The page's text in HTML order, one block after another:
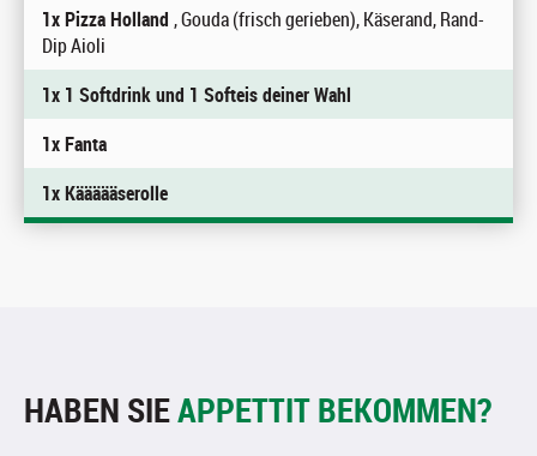
1x Pizza Holland , Gouda (frisch gerieben), Käserand, Rand-
Dip Aioli
1x 1 Softdrink und 1 Softeis deiner Wahl
1x Fanta
1x Käääääserolle
HABEN SIEAPPETTIT BEKOMMEN?